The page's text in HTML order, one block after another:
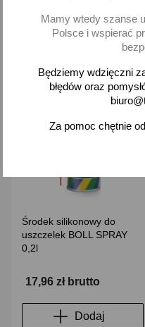
- +
Środek silikonowy do
uszczelek BOLL SPRAY
0,2l
17,96 zł brutto
Dodaj
favorite_border
Mamy wtedy szanse
Polsce i wspierać
Będziemy wdzięczni
błędów oraz
Za pomoc chętnie